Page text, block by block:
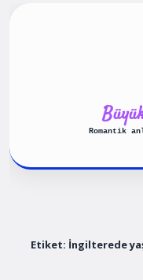
Romantik
Etiket: İngilterede